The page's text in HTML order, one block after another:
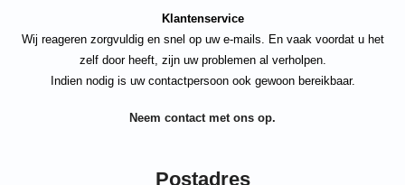
Klantenservice
Wij reageren zorgvuldig en snel op uw e-mails. En vaak voordat u het
zelf door heeft, zijn uw problemen al verholpen.
Indien nodig is uw contactpersoon ook gewoon bereikbaar.
Neem contact met ons op.
Postadres